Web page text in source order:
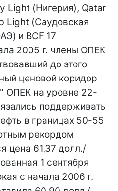
Light (Нигерия), Qatar
Light (Саудовская
и BCF 17
2005 г. члены ОПЕК
до этого
ценовой коридор
ОПЕК на уровне 22-
поддерживать
в границах 50-55
рекордом
цена 61,37 долл./
1 сентября
с начала 2006 г.